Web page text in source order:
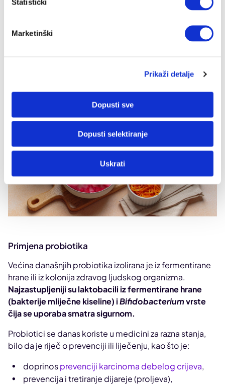
Statistički
Marketinški
Prikaži detalje
Dopusti sve
Dopusti selektiranje
Uskrati
utjecaja na živčani sustav, imunosni odgovor ili
Primjena probiotika
Većina današnjih probiotika izolirana je iz fermentirane
hrane ili iz kolonija zdravog ljudskog organizma.
Najzastupljeniji su laktobacili iz fermentirane hrane
(bakterije mliječne kiseline) iBifidobacteriumvrste
čija se uporaba smatra sigurnom.
Probiotici se danas koriste u medicini za razna stanja,
bilo da je riječ o prevenciji ili liječenju, kao što je:
doprinosprevenciji karcinoma debelog crijeva,
prevencija i tretiranje dijareje (proljeva),